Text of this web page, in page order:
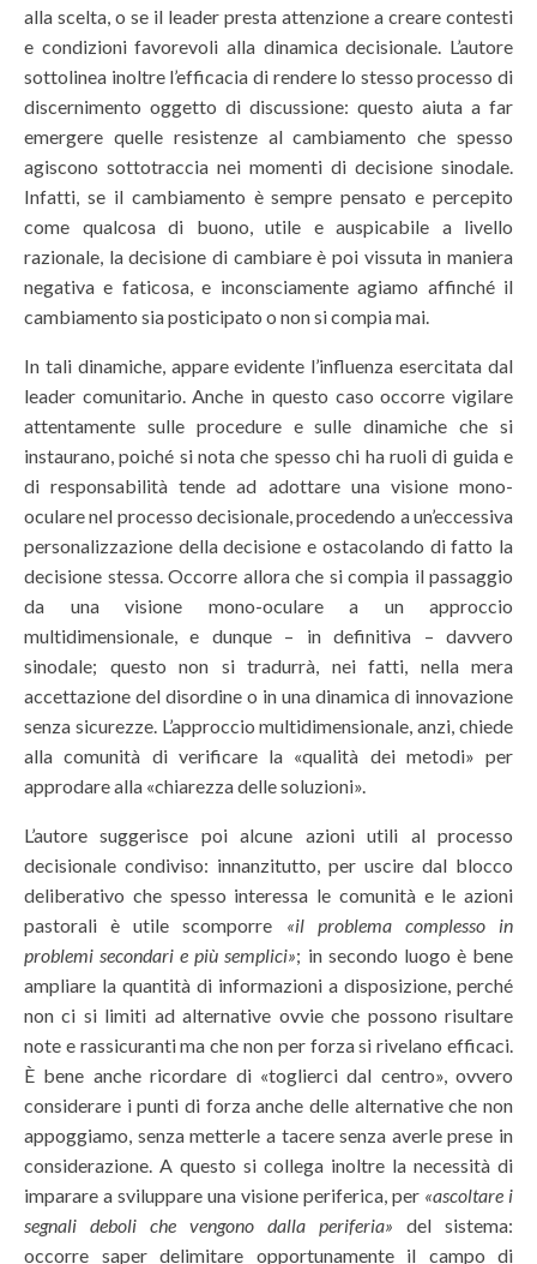
alla scelta, o se il leader presta attenzione a creare contesti
e condizioni favorevoli alla dinamica decisionale. L’autore
sottolinea inoltre l’efficacia di rendere lo stesso processo di
discernimento oggetto di discussione: questo aiuta a far
emergere quelle resistenze al cambiamento che spesso
agiscono sottotraccia nei momenti di decisione sinodale.
Infatti, se il cambiamento è sempre pensato e percepito
come qualcosa di buono, utile e auspicabile a livello
razionale, la decisione di cambiare è poi vissuta in maniera
negativa e faticosa, e inconsciamente agiamo affinché il
cambiamento sia posticipato o non si compia mai.
In tali dinamiche, appare evidente l’influenza esercitata dal
leader comunitario. Anche in questo caso occorre vigilare
attentamente sulle procedure e sulle dinamiche che si
instaurano, poiché si nota che spesso chi ha ruoli di guida e
di responsabilità tende ad adottare una visione mono-
oculare nel processo decisionale, procedendo a un’eccessiva
personalizzazione della decisione e ostacolando di fatto la
decisione stessa. Occorre allora che si compia il passaggio
da una visione mono-oculare a un approccio
multidimensionale, e dunque – in definitiva – davvero
sinodale; questo non si tradurrà, nei fatti, nella mera
accettazione del disordine o in una dinamica di innovazione
senza sicurezze. L’approccio multidimensionale, anzi, chiede
alla comunità di verificare la «qualità dei metodi» per
approdare alla «chiarezza delle soluzioni».
L’autore suggerisce poi alcune azioni utili al processo
decisionale condiviso: innanzitutto, per uscire dal blocco
deliberativo che spesso interessa le comunità e le azioni
pastorali è utile scomporre «il problema complesso in
problemi secondari e più semplici»; in secondo luogo è bene
ampliare la quantità di informazioni a disposizione, perché
non ci si limiti ad alternative ovvie che possono risultare
note e rassicuranti ma che non per forza si rivelano efficaci.
È bene anche ricordare di «toglierci dal centro», ovvero
considerare i punti di forza anche delle alternative che non
appoggiamo, senza metterle a tacere senza averle prese in
considerazione. A questo si collega inoltre la necessità di
imparare a sviluppare una visione periferica, per «ascoltare i
segnali deboli che vengono dalla periferia» del sistema:
occorre saper delimitare opportunamente il campo di